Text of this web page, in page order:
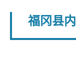
福冈县